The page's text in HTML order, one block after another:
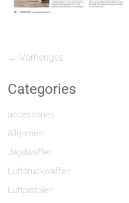
← Vorheriges
Categories
accessories
Allgemein
Jagdwaffen
Luftdruckwaffen
Luftpistolen